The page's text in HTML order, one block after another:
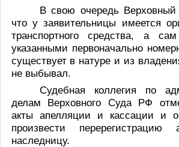
В свою очередь
что у заявительницы имеется
транспортного средства, а
указанными первоначально
существует в натуре и из
не выбывал.
Судебная коллегия по
делам Верховного Суда РФ
акты апелляции и кассации и
произвести перерегистрацию
наследницу.